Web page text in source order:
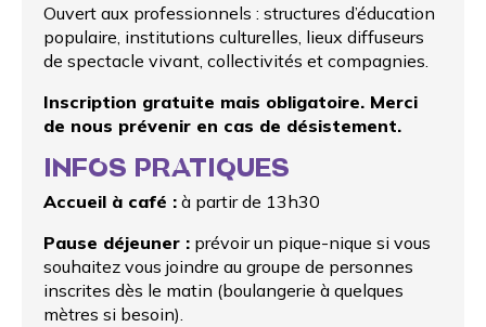
Ouvert aux professionnels : structures d’éducation
populaire, institutions culturelles, lieux diffuseurs
de spectacle vivant, collectivités et compagnies.
Inscription gratuite mais obligatoire. Merci
de nous prévenir en cas de désistement.
INFOS PRATIQUES
Accueil à café : à partir de 13h30
Pause déjeuner : prévoir un pique-nique si vous
souhaitez vous joindre au groupe de personnes
inscrites dès le matin (boulangerie à quelques
mètres si besoin).